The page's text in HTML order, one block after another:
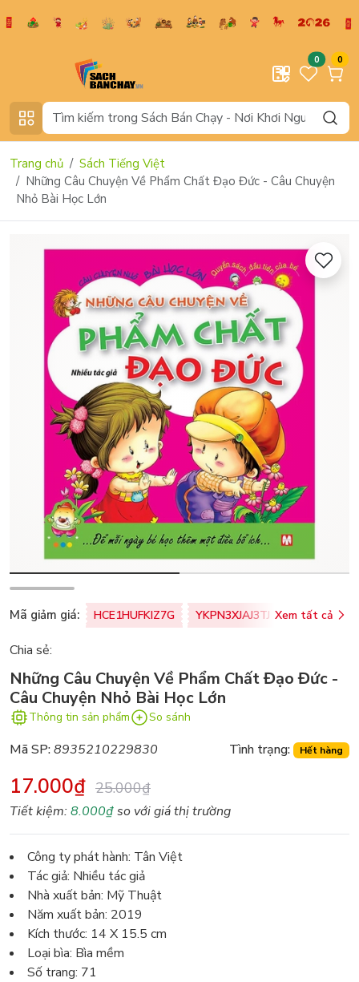
0 0
Trang chủ
Sách Tiếng Việt
Những Câu Chuyện Về Phẩm Chất Đạo Đức - Câu Chuyện
Nhỏ Bài Học Lớn
Mã giảm giá: HCE1HUFKIZ7G YKPN3XJAJ3TJ Xem tất cả
Chia sẻ:
Những Câu Chuyện Về Phẩm Chất Đạo Đức -
Câu Chuyện Nhỏ Bài Học Lớn
Thông tin sản phẩm So sánh
Mã SP:8935210229830 Tình trạng: Hết hàng
17.000₫ 25.000₫
Tiết kiệm:8.000₫so với giá thị trường
Công ty phát hành: Tân Việt
Tác giả: Nhiều tác giả
Nhà xuất bản: Mỹ Thuật
Năm xuất bản: 2019
Kích thước: 14 X 15.5 cm
Loại bìa: Bìa mềm
Số trang: 71